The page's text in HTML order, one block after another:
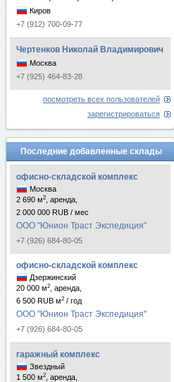
Киров
+7 (912) 700-09-77
Чертенков Николай Владимирович
Москва
+7 (925) 464-83-28
посмотреть всех пользователей
зарегистрироваться
Последние добавленные склады
офисно-складской комплекс
Москва
2 690 м2
, аренда,
2 000 000 RUB / мес
ООО "Юнион Траст Экспедиция"
+7 (926) 684-80-05
офисно-складской комплекс
Дзержинский
20 000 м2
, аренда,
6 500 RUB м2 / год
ООО "Юнион Траст Экспедиция"
+7 (926) 684-80-05
гаражный комплекс
Звездный
1 500 м2
, аренда,